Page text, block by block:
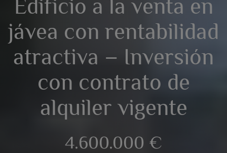
Edificio a la venta en
jávea con rentabilidad
atractiva – Inversión
con contrato de
alquiler vigente
4.600.000 €